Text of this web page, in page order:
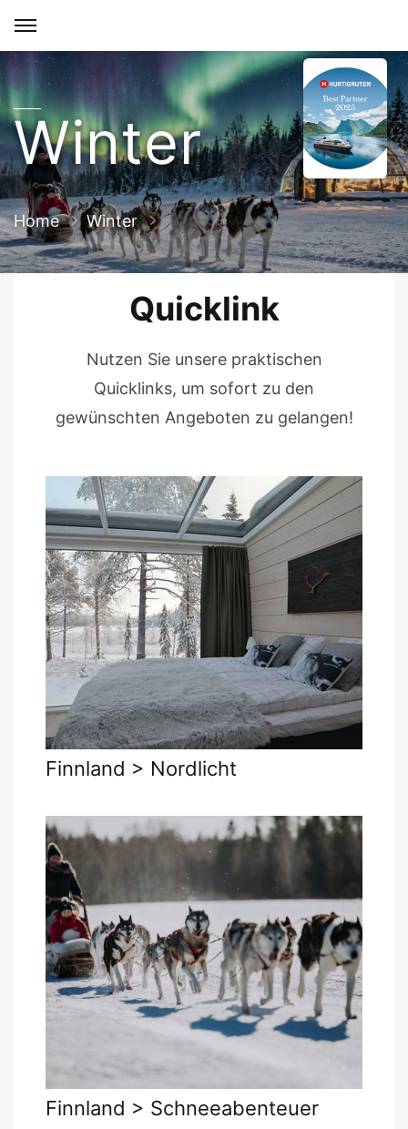
Winter
Home Winter
Quicklink
Nutzen Sie unsere praktischen
Quicklinks, um sofort zu den
gewünschten Angeboten zu gelangen!
Finnland > Nordlicht
Finnland > Schneeabenteuer